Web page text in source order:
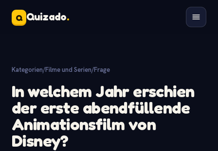
Q Quizado.
Kategorien/Filme und Serien/Frage
In welchem Jahr erschien
der erste abendfüllende
Animationsfilm von
Disney?